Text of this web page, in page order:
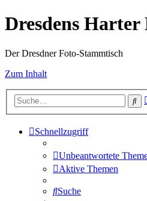
Dresdens
Der Dresdner Foto-Stammtisch
Zum Inhalt
Schnellzugriff
Unbeantwortete
Aktive Themen
Suche